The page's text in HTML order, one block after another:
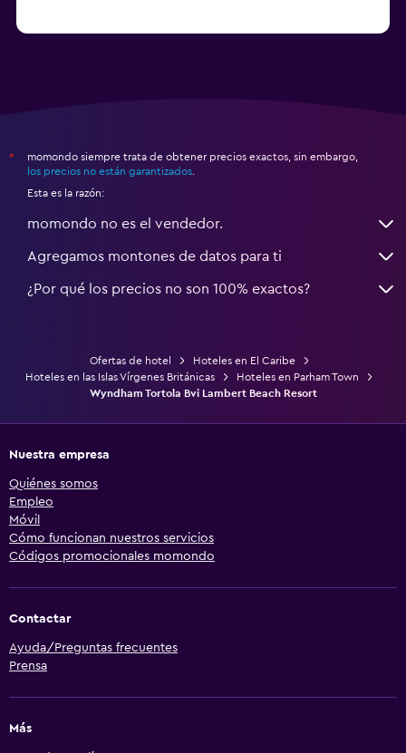
*
momondo siempre trata de obtener precios exactos, sin embargo,
los precios no están garantizados
Esta es la razón:
momondo no es el vendedor.
Agregamos montones de datos para ti
¿Por qué los precios no son 100% exactos?
Ofertas de hotel
Hoteles en El Caribe
Hoteles en las Islas Vírgenes Británicas
Hoteles en Parham Town
Wyndham Tortola Bvi Lambert Beach Resort
Nuestra empresa
Quiénes somos
Empleo
Móvil
Cómo funcionan nuestros servicios
Códigos promocionales momondo
Contactar
Ayuda/Preguntas frecuentes
Prensa
Más